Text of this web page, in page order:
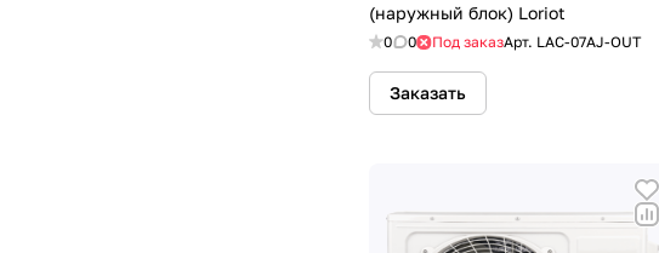
(наружный блок) Loriot
0 0 Под заказАрт. LAC-07AJ-OUT
Заказать